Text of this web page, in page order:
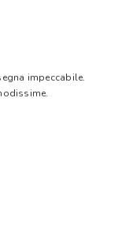
impeccabile.